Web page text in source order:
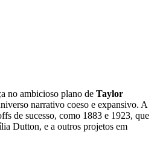
no ambicioso plano de Taylor
narrativo coeso e expansivo. A
de sucesso, como 1883 e 1923, que
Dutton, e a outros projetos em